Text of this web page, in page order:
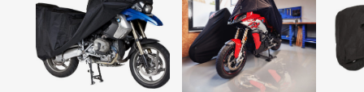
over
DELTA
motociklo
uždangalas
over
FLEXX
motociklo
uždangalas
over
FOX